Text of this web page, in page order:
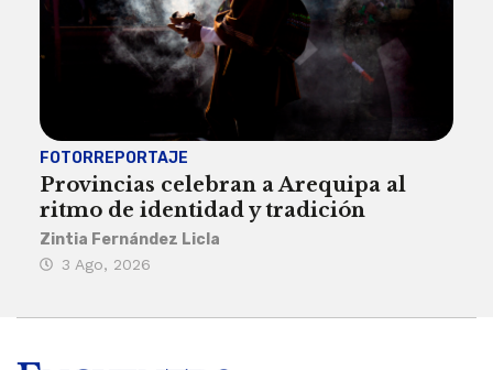
FOTORREPORTAJE
Provincias celebran a Arequipa al
ritmo de identidad y tradición
Zintia Fernández Licla
3 Ago, 2026